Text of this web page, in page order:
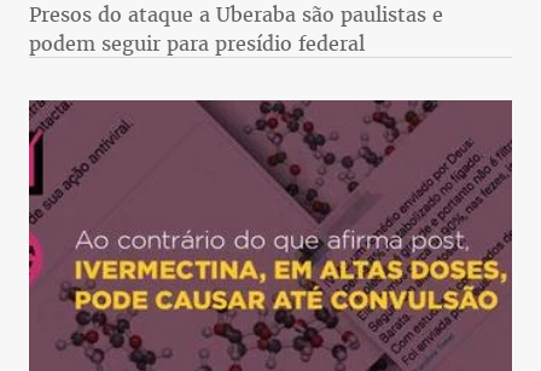
Presos do ataque a Uberaba são paulistas e
podem seguir para presídio federal